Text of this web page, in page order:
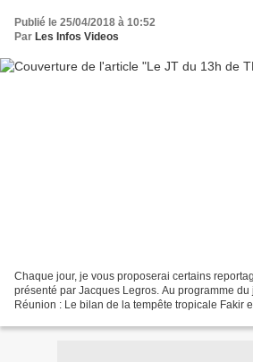
Publié le 25/04/2018 à 10:52
Par Les Infos Videos
Chaque jour, je vous proposerai certains
présenté par Jacques Legros. Au programme
Réunion : Le bilan de la tempête tropicale Fakir